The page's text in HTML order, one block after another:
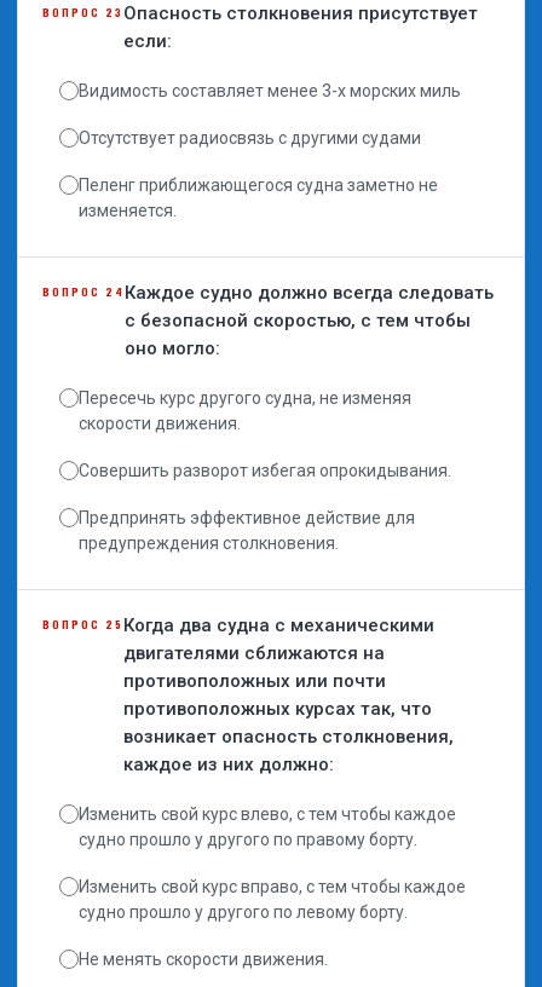
ВОПРОС 23 Опасность столкновения присутствует
если:
Видимость составляет менее 3-х морских миль
Отсутствует радиосвязь с другими судами
Пеленг приближающегося судна заметно не
изменяется.
ВОПРОС 24 Каждое судно должно всегда следовать
с безопасной скоростью, с тем чтобы
оно могло:
Пересечь курс другого судна, не изменяя
скорости движения.
Совершить разворот избегая опрокидывания.
Предпринять эффективное действие для
предупреждения столкновения.
ВОПРОС 25 Когда два судна с механическими
двигателями сближаются на
противоположных или почти
противоположных курсах так, что
возникает опасность столкновения,
каждое из них должно:
Изменить свой курс влево, с тем чтобы каждое
судно прошло у другого по правому борту.
Изменить свой курс вправо, с тем чтобы каждое
судно прошло у другого по левому борту.
Не менять скорости движения.